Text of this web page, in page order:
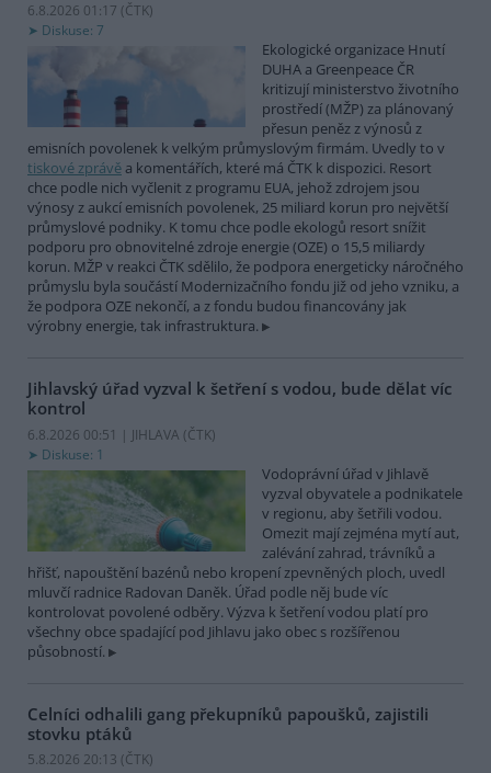
6.8.2026 01:17 (ČTK)
Diskuse: 7
Ekologické organizace Hnutí
DUHA a Greenpeace ČR
kritizují ministerstvo životního
prostředí (MŽP) za plánovaný
přesun peněz z výnosů z
emisních povolenek k velkým průmyslovým firmám. Uvedly to v
tiskové zprávě a komentářích, které má ČTK k dispozici. Resort
chce podle nich vyčlenit z programu EUA, jehož zdrojem jsou
výnosy z aukcí emisních povolenek, 25 miliard korun pro největší
průmyslové podniky. K tomu chce podle ekologů resort snížit
podporu pro obnovitelné zdroje energie (OZE) o 15,5 miliardy
korun. MŽP v reakci ČTK sdělilo, že podpora energeticky náročného
průmyslu byla součástí Modernizačního fondu již od jeho vzniku, a
že podpora OZE nekončí, a z fondu budou financovány jak
výrobny energie, tak infrastruktura.
Jihlavský úřad vyzval k šetření s vodou, bude dělat víc
kontrol
6.8.2026 00:51 | JIHLAVA (ČTK)
Diskuse: 1
Vodoprávní úřad v Jihlavě
vyzval obyvatele a podnikatele
v regionu, aby šetřili vodou.
Omezit mají zejména mytí aut,
zalévání zahrad, trávníků a
hřišť, napouštění bazénů nebo kropení zpevněných ploch, uvedl
mluvčí radnice Radovan Daněk. Úřad podle něj bude víc
kontrolovat povolené odběry. Výzva k šetření vodou platí pro
všechny obce spadající pod Jihlavu jako obec s rozšířenou
působností.
Celníci odhalili gang překupníků papoušků, zajistili
stovku ptáků
5.8.2026 20:13 (ČTK)